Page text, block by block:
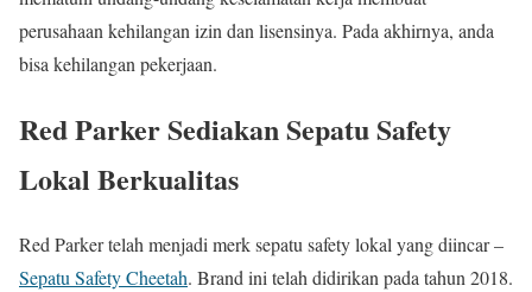
perusahaan kehilangan izin dan lisensinya. Pada akhirnya, anda
bisa kehilangan pekerjaan.
Red Parker Sediakan Sepatu Safety
Lokal Berkualitas
Red Parker telah menjadi merk sepatu safety lokal yang diincar –
Sepatu Safety Cheetah. Brand ini telah didirikan pada tahun 2018.